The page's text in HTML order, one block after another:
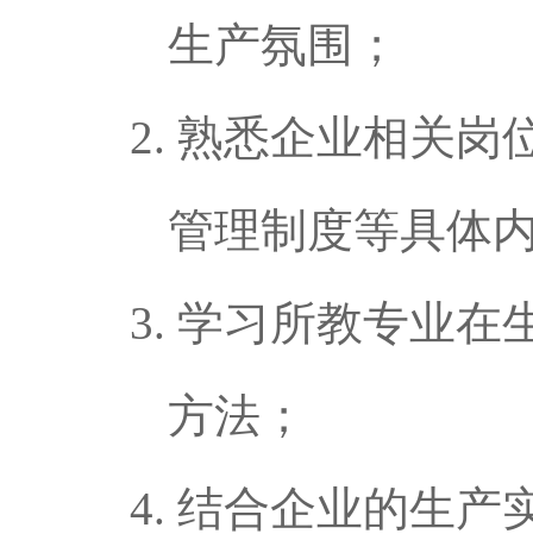
生产氛围；
2. 熟悉企业相关岗
管理制度等具体
3. 学习所教专业在
方法；
4.结合企业的生产